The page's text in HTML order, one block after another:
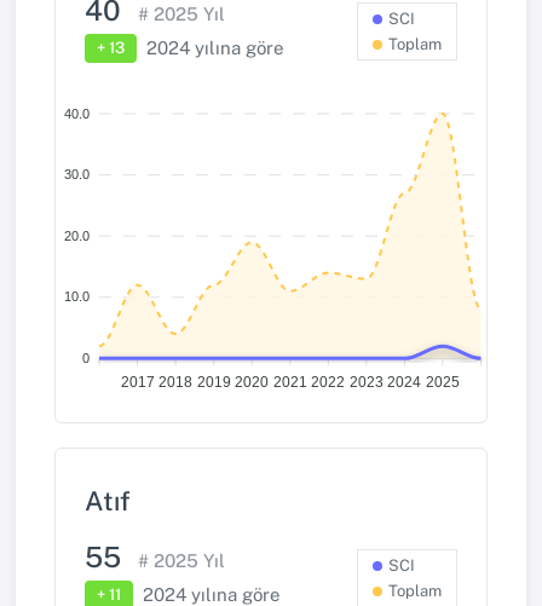
40 # 2025 Yıl
+ 13 2024 yılına göre
SCI
Toplam
40.0
30.0
20.0
10.0
0
2017 2018 2019 2020 2021 2022 2023 2024 2025
Atıf
55 # 2025 Yıl
+ 11 2024 yılına göre
SCI
Toplam